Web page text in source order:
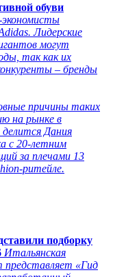
обуви
Лидерские
могут
так как их
– бренды
причины таких
на рынке в
Дания
с 20-летним
за плечами 13
ритейле.
подборку
Итальянская
представляет «Гид